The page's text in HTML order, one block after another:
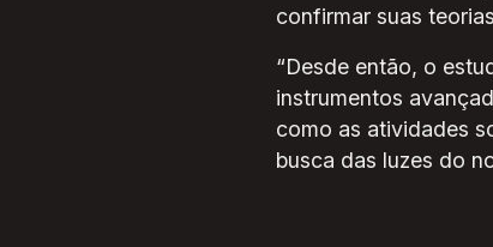
confirmar suas
“Desde então, o
instrumentos
como as atividades
busca das luzes do